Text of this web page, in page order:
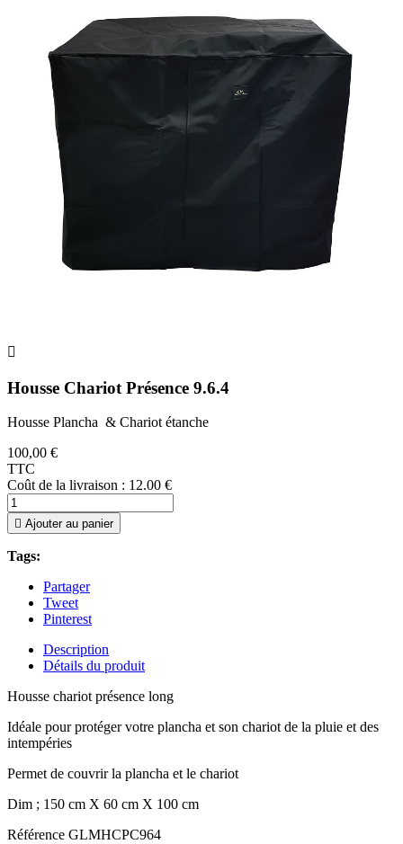

Housse Chariot Présence 9.6.4
Housse Plancha & Chariot étanche
100,00 €
TTC
Coût de la livraison : 12.00 €
 Ajouter au panier
Tags:
Partager
Tweet
Pinterest
Description
Détails du produit
Housse chariot présence long
Idéale pour protéger votre plancha et son chariot de la pluie et des
intempéries
Permet de couvrir la plancha et le chariot
Dim ; 150 cm X 60 cm X 100 cm
Référence GLMHCPC964